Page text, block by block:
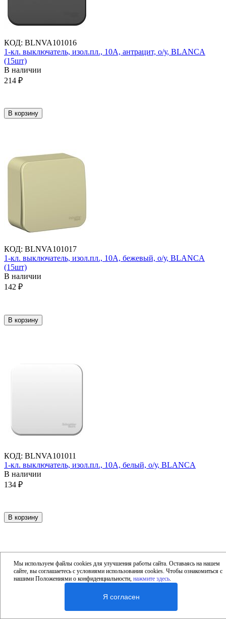
КОД: BLNVA101016
1-кл. выключатель, изол.пл., 10А, антрацит, о/у, BLANCA
(15шт)
В наличии
214 ₽
В корзину
КОД: BLNVA101017
1-кл. выключатель, изол.пл., 10А, бежевый, о/у, BLANCA
(15шт)
В наличии
142 ₽
В корзину
КОД: BLNVA101011
1-кл. выключатель, изол.пл., 10А, белый, о/у, BLANCA
В наличии
134 ₽
В корзину
Мы используем файлы cookies для улучшения работы сайта. Оставаясь на нашем
сайте, вы соглашаетесь с условиями использования cookies. Чтобы ознакомиться с
нашими Положениями о конфиденциальности,нажмите здесь.
Я согласен